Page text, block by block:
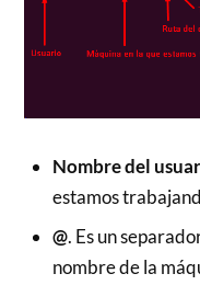
Nombre del
estamos
@. Es un
nombre de la